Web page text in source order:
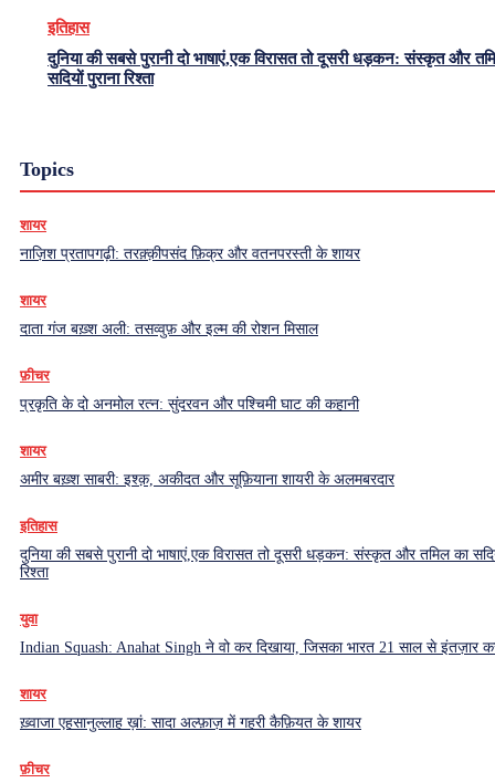
इतिहास
दुनिया की सबसे पुरानी दो भाषाएं,एक विरासत तो दूसरी धड़कन: संस्कृत और
सदियों पुराना रिश्ता
Topics
शायर
नाज़िश प्रतापगढ़ी: तरक़्क़ीपसंद फ़िक्र और वतनपरस्ती के शायर
शायर
दाता गंज बख़्श अली: तसव्वुफ़ और इल्म की रोशन मिसाल
फ़ीचर
प्रकृति के दो अनमोल रत्न: सुंदरवन और पश्चिमी घाट की कहानी
शायर
अमीर बख़्श साबरी: इश्क़, अकीदत और सूफ़ियाना शायरी के अलमबरदार
इतिहास
दुनिया की सबसे पुरानी दो भाषाएं,एक विरासत तो दूसरी धड़कन: संस्कृत और तमिल का
रिश्ता
युवा
Indian Squash: Anahat Singh ने वो कर दिखाया, जिसका भारत 21 साल से इंतज़ार
शायर
ख़्वाजा एहसानुल्लाह ख़ां: सादा अल्फ़ाज़ में गहरी कैफ़ियत के शायर
फ़ीचर